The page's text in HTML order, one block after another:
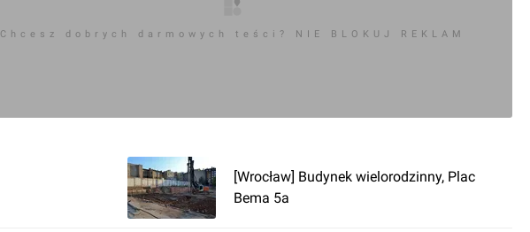
0
Zaloguj aby dodać komentarz
Chcesz dobrych darmowych teści? NIE BLOKUJ REKLAM
[Wrocław] Budynek wielorodzinny, Plac
Bema 5a